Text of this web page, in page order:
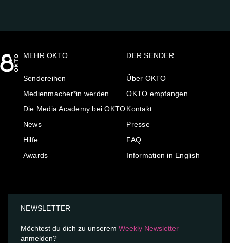
MEHR OKTO
Sendereihen
Medienmacher*in werden
Die Media Academy bei OKTO
News
Hilfe
Awards
DER SENDER
Über OKTO
OKTO empfangen
Kontakt
Presse
FAQ
Information in English
NEWSLETTER
Möchtest du dich zu unserem Weekly Newsletter
anmelden?